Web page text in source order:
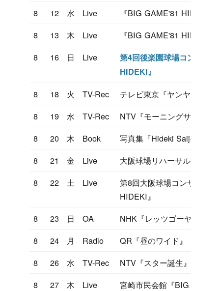
8
12 水 Live
『BIG GAME'81 HIDEKI
8
13 木 Live
『BIG GAME'81 HIDEKI
8
16 日 Live
第4回後楽園球場コンサー
HIDEKI』
8 18 火 TV-Rec
テレビ東京『ヤンヤン歌う
8
19 水 TV-Rec
NTV『モーニングサラダ』
8
20 木 Book
写真集『Hideki Saijo』（
8
21 金 Live
大阪球場リハーサル
8
22 土 Live
第8回大阪球場コンサート
HIDEKI』
8
23 日 OA
NHK『レッツゴーヤング』
8
24 月 Radio
QR『昼のワイド』
8
26 水 TV-Rec
NTV『スター誕生』
8
27 木 Live
宮崎市民会館『BIG